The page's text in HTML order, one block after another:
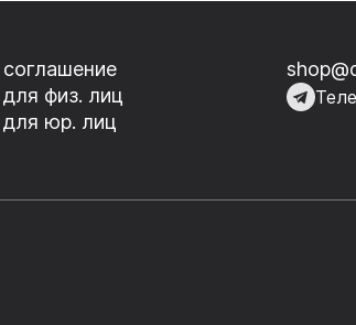
физ. лиц
юр. лиц